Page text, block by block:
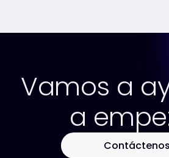
Vamos a
a
Contáctenos